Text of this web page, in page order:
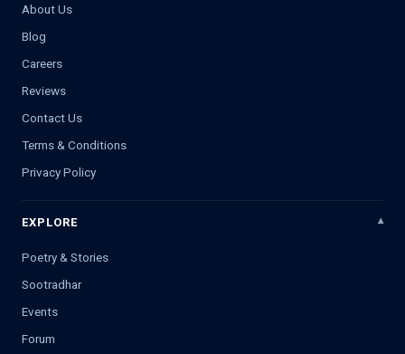
About Us
Blog
Careers
Reviews
Contact Us
Terms & Conditions
Privacy Policy
EXPLORE
Poetry & Stories
Sootradhar
Events
Forum